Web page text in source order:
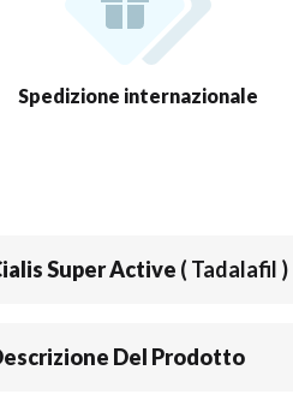
Spedizione internazionale
Super Active ( Tadalafil )
Del Prodotto